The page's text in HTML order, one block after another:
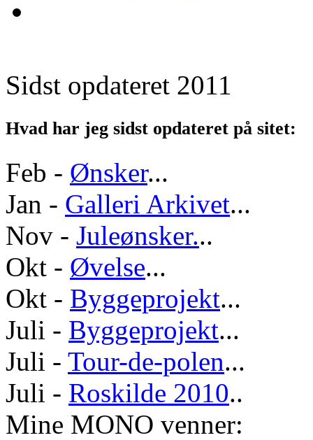
Sidst opdateret 2011
Hvad har jeg sidst opdateret på sitet:
Feb - Ønsker...
Jan - Galleri Arkivet...
Nov - Juleønsker...
Okt - Øvelse...
Okt - Byggeprojekt...
Juli - Byggeprojekt...
Juli - Tour-de-polen...
Juli - Roskilde 2010..
Mine MONO venner: